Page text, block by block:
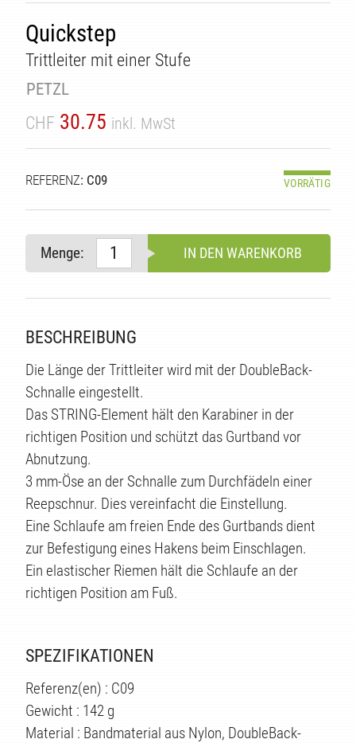
Quickstep
Trittleiter mit einer Stufe
PETZL
CHF 30.75 inkl. MwSt
REFERENZ: C09 VORRÄTIG
Menge: IN DEN WARENKORB
BESCHREIBUNG
Die Länge der Trittleiter wird mit der DoubleBack-
Schnalle eingestellt.
Das STRING-Element hält den Karabiner in der
richtigen Position und schützt das Gurtband vor
Abnutzung.
3 mm-Öse an der Schnalle zum Durchfädeln einer
Reepschnur. Dies vereinfacht die Einstellung.
Eine Schlaufe am freien Ende des Gurtbands dient
zur Befestigung eines Hakens beim Einschlagen.
Ein elastischer Riemen hält die Schlaufe an der
richtigen Position am Fuß.
SPEZIFIKATIONEN
Referenz(en) : C09
Gewicht : 142 g
Material : Bandmaterial aus Nylon, DoubleBack-